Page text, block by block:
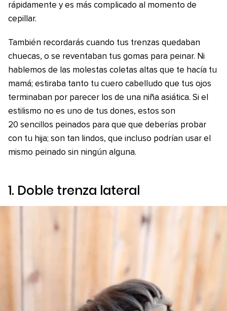
rápidamente y es más complicado al momento de
cepillar.
También recordarás cuando tus trenzas quedaban
chuecas, o se reventaban tus gomas para peinar. Ni
hablemos de las molestas coletas altas que te hacía tu
mamá; estiraba tanto tu cuero cabelludo que tus ojos
terminaban por parecer los de una niña asiática. Si el
estilismo no es uno de tus dones, estos son
20 sencillos peinados para que que deberías probar
con tu hija; son tan lindos, que incluso podrían usar el
mismo peinado sin ningún alguna.
1. Doble trenza lateral